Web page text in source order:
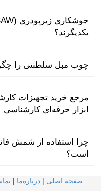
یکدیگرند؟
چوب مبل سلطنتی را
مرجع خرید تجهیزات
ابزار حرفه‌ای کارشناسی
چرا استفاده از شمش
است؟
صفحه اصلی | درباره‌ما |